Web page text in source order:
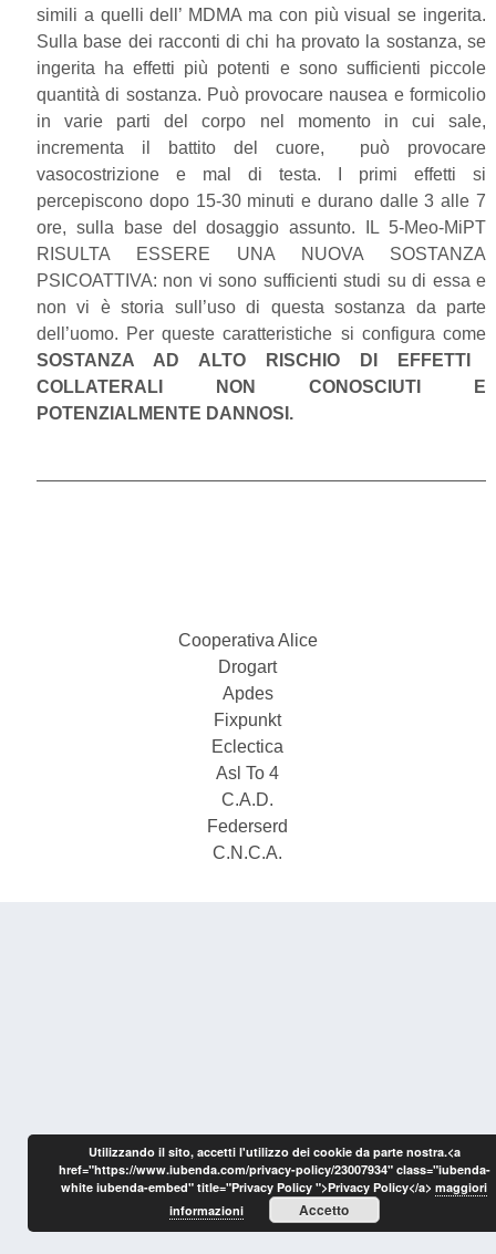
simili a quelli dell’ MDMA ma con più visual se ingerita.
Sulla base dei racconti di chi ha provato la sostanza, se
ingerita ha effetti più potenti e sono sufficienti piccole
quantità di sostanza. Può provocare nausea e formicolio
in varie parti del corpo nel momento in cui sale,
incrementa il battito del cuore, può provocare
vasocostrizione e mal di testa. I primi effetti si
percepiscono dopo 15-30 minuti e durano dalle 3 alle 7
ore, sulla base del dosaggio assunto. IL 5-Meo-MiPT
RISULTA ESSERE UNA NUOVA SOSTANZA
PSICOATTIVA: non vi sono sufficienti studi su di essa e
non vi è storia sull’uso di questa sostanza da parte
dell’uomo. Per queste caratteristiche si configura come
SOSTANZA AD ALTO RISCHIO DI EFFETTI
COLLATERALI NON CONOSCIUTI E
POTENZIALMENTE DANNOSI.
Cooperativa Alice
Drogart
Apdes
Fixpunkt
Eclectica
Asl To 4
C.A.D.
Federserd
C.N.C.A.
Utilizzando il sito, accetti l'utilizzo dei cookie da parte nostra.<a
href="https://www.iubenda.com/privacy-policy/23007934" class="iubenda-
white iubenda-embed" title="Privacy Policy ">Privacy Policy</a> maggiori
informazioni
Accetto